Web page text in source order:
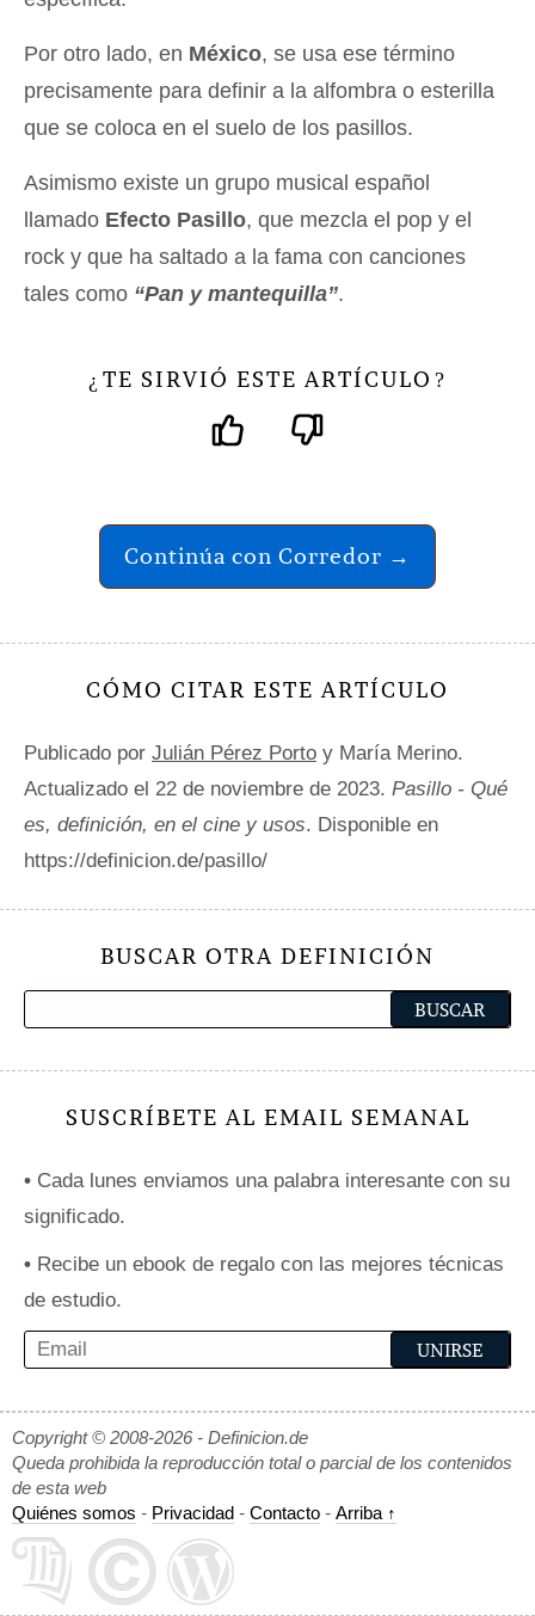
Por otro lado, en México, se usa ese término
precisamente para definir a la alfombra o esterilla
que se coloca en el suelo de los pasillos.
Asimismo existe un grupo musical español
llamado Efecto Pasillo, que mezcla el pop y el
rock y que ha saltado a la fama con canciones
tales como “Pan y mantequilla”.
¿ TE SIRVIÓ ESTE ARTÍCULO ?
Continúa con Corredor →
CÓMO CITAR ESTE ARTÍCULO
Publicado por Julián Pérez Porto y María Merino.
Actualizado el 22 de noviembre de 2023. Pasillo - Qué
es, definición, en el cine y usos. Disponible en
https://definicion.de/pasillo/
BUSCAR OTRA DEFINICIÓN
SUSCRÍBETE AL EMAIL SEMANAL
• Cada lunes enviamos una palabra interesante con su
significado.
• Recibe un ebook de regalo con las mejores técnicas
de estudio.
Copyright © 2008-2026 - Definicion.de
Queda prohibida la reproducción total o parcial de los contenidos
de esta web
Quiénes somos - Privacidad - Contacto - Arriba ↑